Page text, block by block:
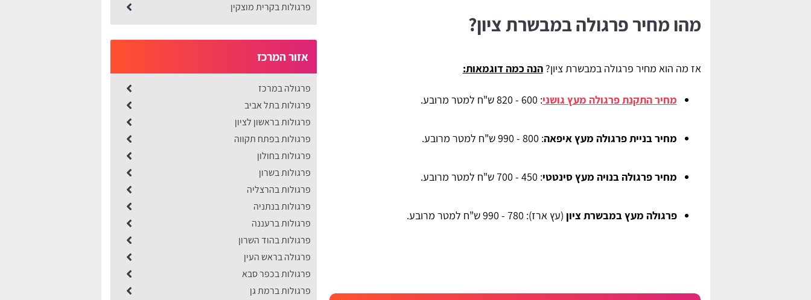
מהו מחיר פרגולה במבשרת ציון?
אז מה הוא מחיר פרגולה במבשרת ציון?הנה כמה דוגמאות:
מחיר התקנת פרגולה מעץ גושני: 600 - 820 ש"ח למטר מרובע.
מחיר בניית פרגולה מעץ איפאה: 800 - 990 ש"ח למטר מרובע.
מחיר פרגולה בנויה מעץ סינטטי: 450 - 700 ש"ח למטר מרובע.
פרגולה מעץ במבשרת ציון (עץ ארז): 780 - 990 ש"ח למטר מרובע.
פרגולות בקרית מוצקין
אזור המרכז
פרגולה במרכז
פרגולות בתל אביב
פרגולות בראשון לציון
פרגולות בפתח תקווה
פרגולות בחולון
פרגולות בשרון
פרגולות בהרצליה
פרגולות בנתניה
פרגולות ברעננה
​פרגולות בהוד השרון
פרגולה בראש העין
פרגולות בכפר סבא
פרגולות ברמת גן